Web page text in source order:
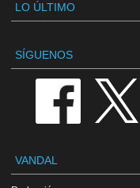
LO ÚLTIMO
SÍGUENOS
VANDAL